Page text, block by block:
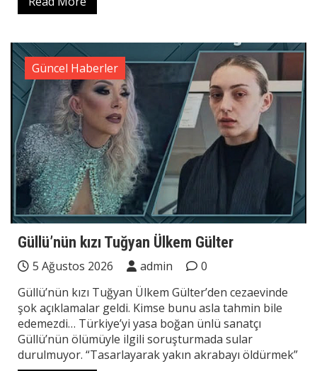
Güncel Haberler
Güllü’nün kızı Tuğyan Ülkem Gülter
5 Ağustos 2026 admin
0
Güllü’nün kızı Tuğyan Ülkem Gülter’den cezaevinde
şok açıklamalar geldi. Kimse bunu asla tahmin bile
edemezdi… Türkiye’yi yasa boğan ünlü sanatçı
Güllü’nün ölümüyle ilgili soruşturmada sular
durulmuyor. “Tasarlayarak yakın akrabayı öldürmek”